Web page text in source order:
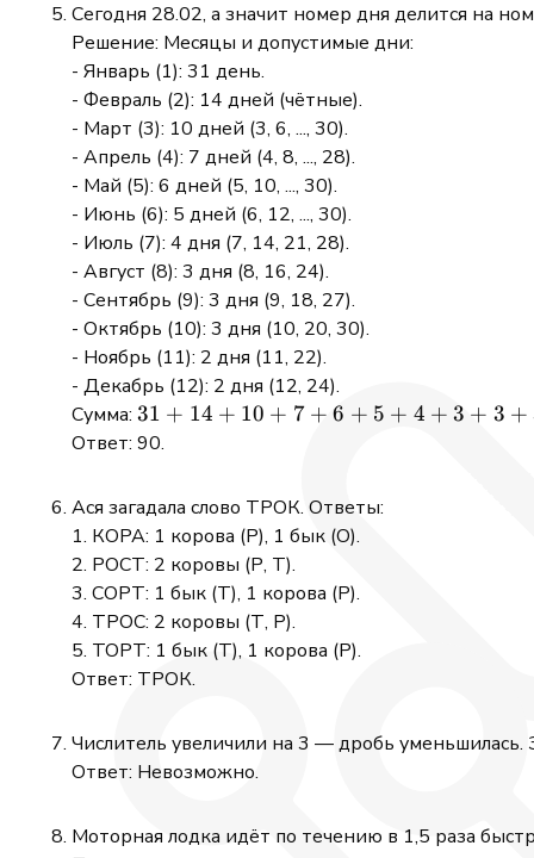
Сегодня 28.02, а значит номер дня делится на
Решение: Месяцы и допустимые дни:
- Январь (1): 31 день.
- Февраль (2): 14 дней (чётные).
- Март (3): 10 дней (3, 6, ..., 30).
- Апрель (4): 7 дней (4, 8, ..., 28).
- Май (5): 6 дней (5, 10, ..., 30).
- Июнь (6): 5 дней (6, 12, ..., 30).
- Июль (7): 4 дня (7, 14, 21, 28).
- Август (8): 3 дня (8, 16, 24).
- Сентябрь (9): 3 дня (9, 18, 27).
- Октябрь (10): 3 дня (10, 20, 30).
- Ноябрь (11): 2 дня (11, 22).
- Декабрь (12): 2 дня (12, 24).
Сумма: 31
+
10
+
7
+
6
+
5
4
+
31 + 14 + 10 + 7 + 6 + 5 + 4 + 3 + 3 +
Ответ: 90.
Ася загадала слово ТРОК. Ответы:
1. КОРА: 1 корова (Р), 1 бык (О).
2. РОСТ: 2 коровы (Р, Т).
3. СОРТ: 1 бык (Т), 1 корова (Р).
4. ТРОС: 2 коровы (Т, Р).
5. ТОРТ: 1 бык (Т), 1 корова (Р).
Ответ: ТРОК.
Числитель увеличили на 3 — дробь уменьшилась.
Ответ: Невозможно.
Моторная лодка идёт по течению в 1,5 раза